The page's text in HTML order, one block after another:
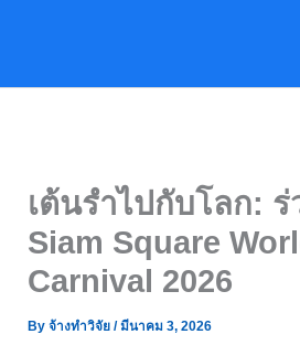
เต้นรำไปกับโลก:
Siam Square
Carnival 2026
By จ้างทำวิจัย /มีนาคม 3, 2026